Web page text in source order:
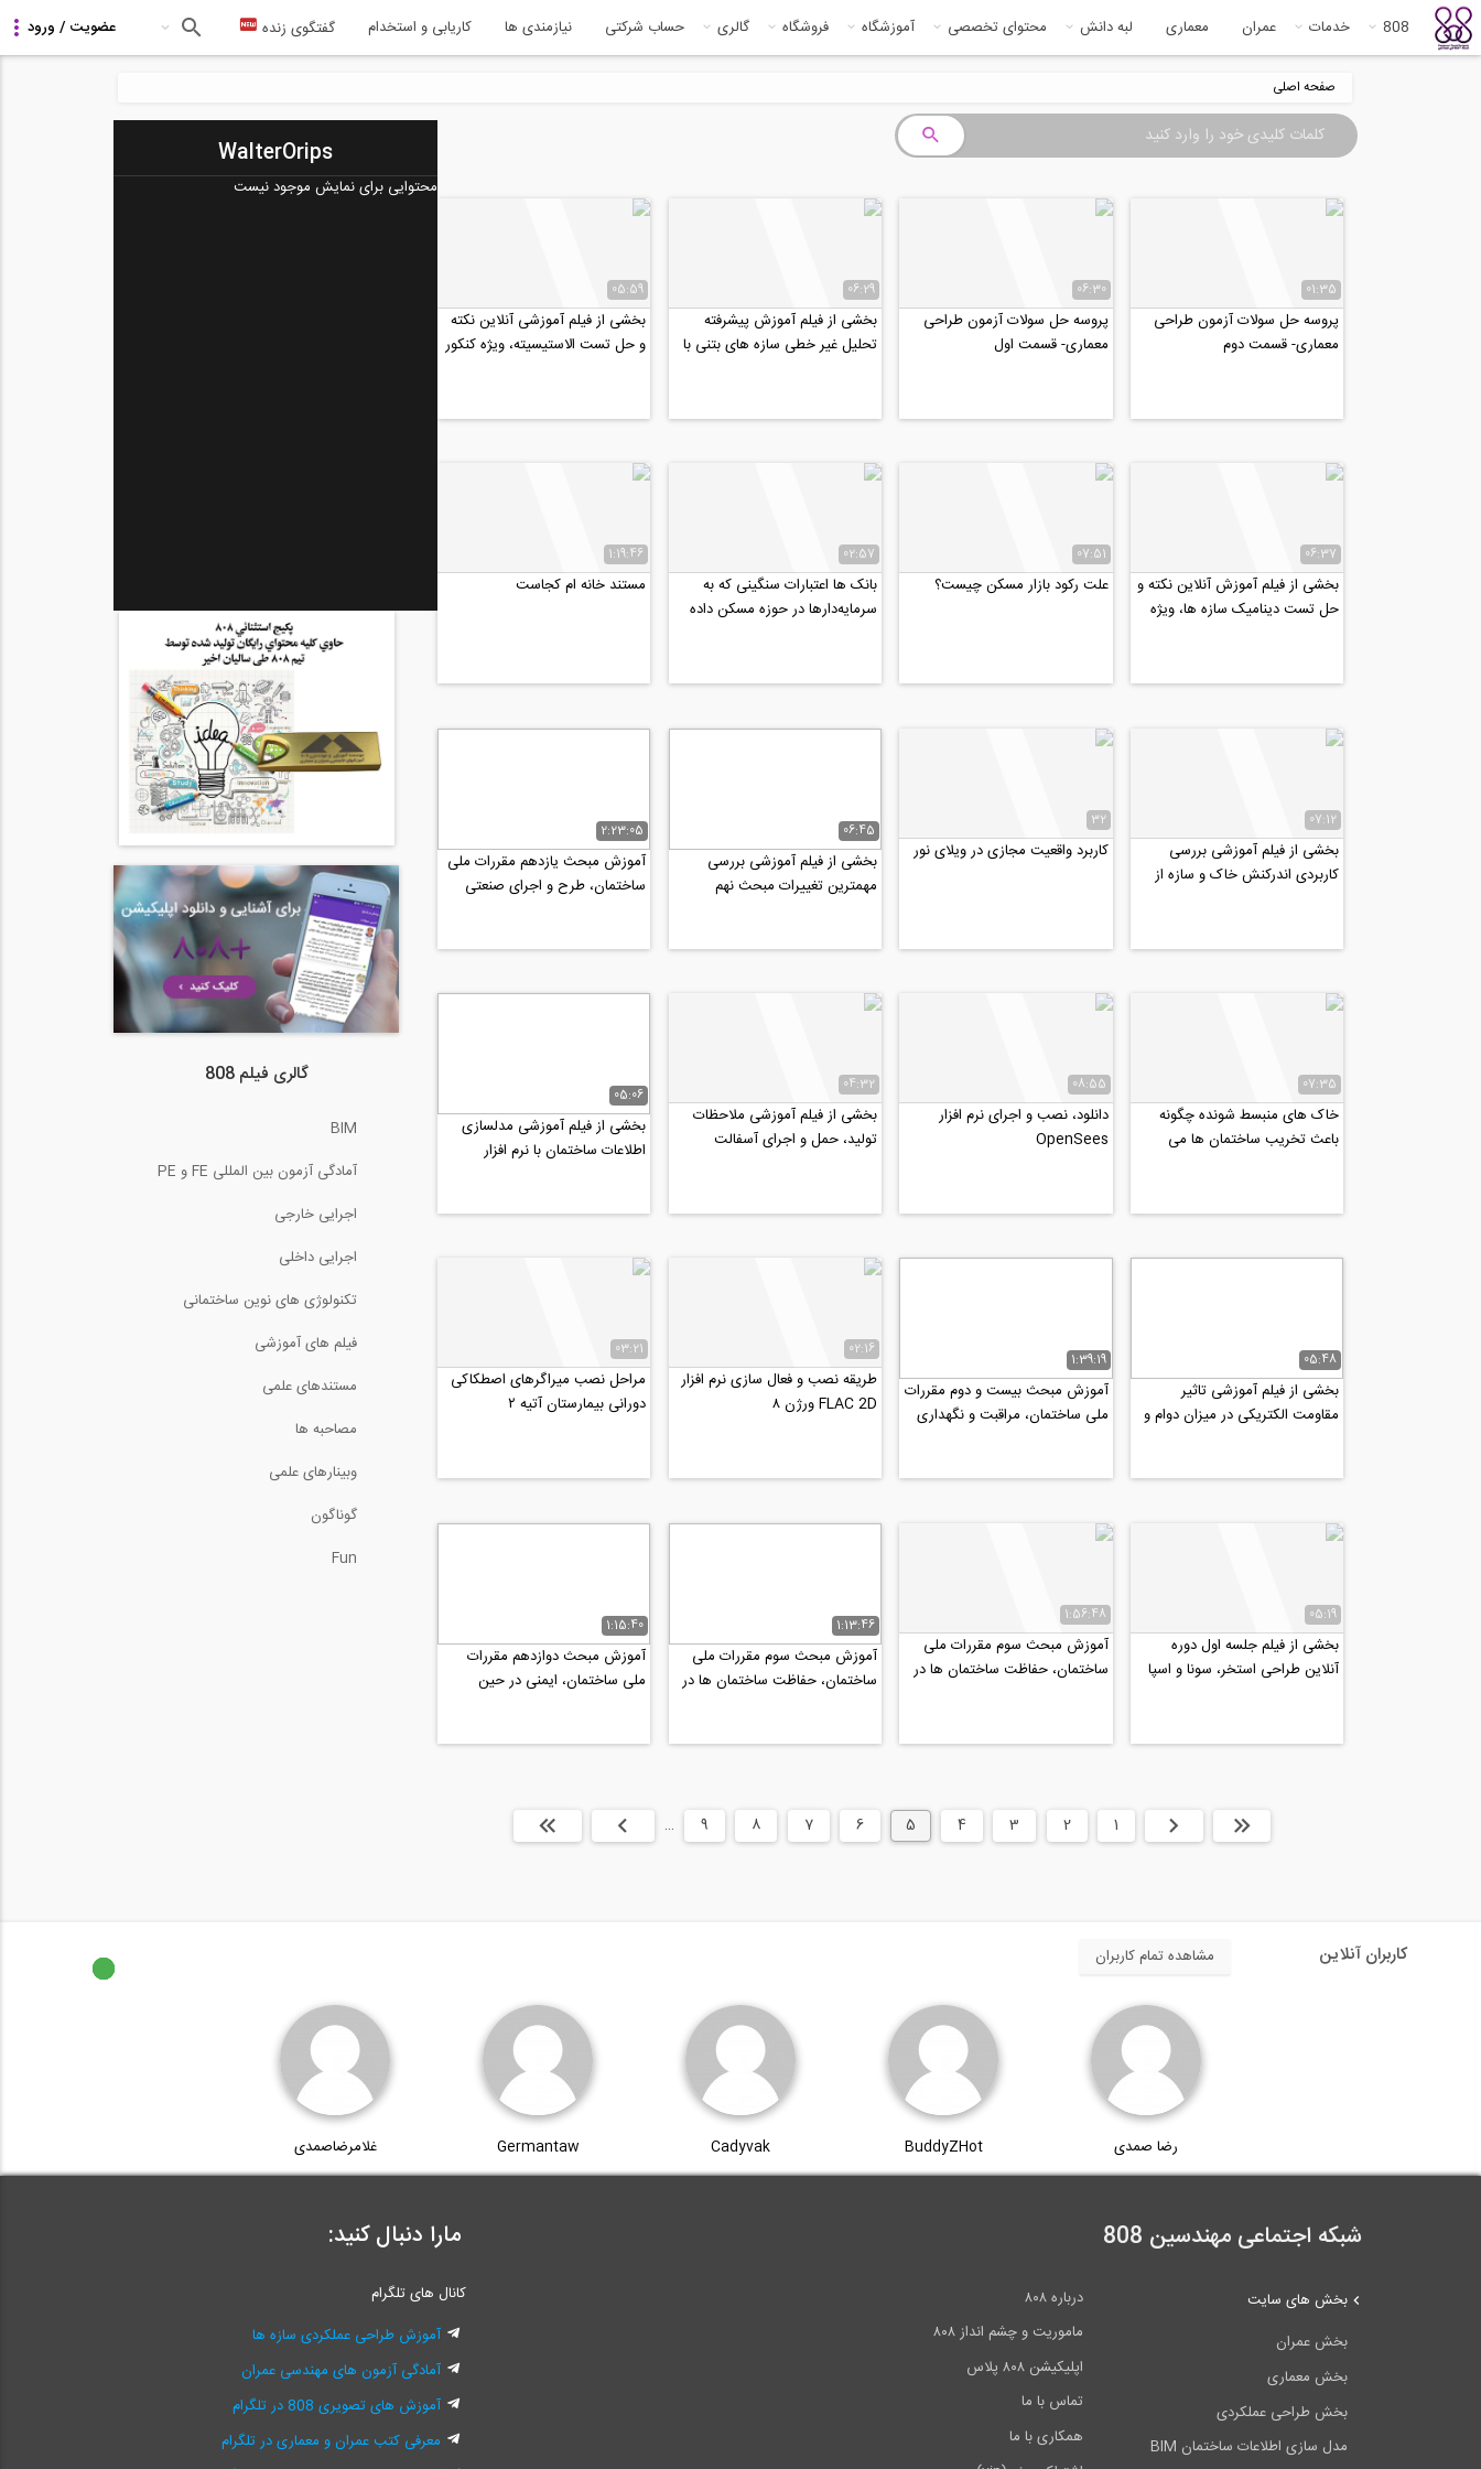
808 خدمات عمران معماری لبه دانش محتوای تخصصی آموزشگاه فروشگاه گالری حساب شرکتی نیازمندی ها کاریابی و استخدام گفتگوی زنده
صفحه اصلی
01:35
پروسه حل سولات آزمون طراحی
معماری- قسمت دوم
06:30
پروسه حل سولات آزمون طراحی
معماری- قسمت اول
06:29
بخشی از فیلم آموزش پیشرفته
تحلیل غیر خطی سازه های بتنی با
05:59
بخشی از فیلم آموزشی آنلاین نکته
و حل تست الاستیسیته، ویژه کنکور
06:37
بخشی از فیلم آموزش آنلاین نکته و
حل تست دینامیک سازه ها، ویژه
07:51
علت رکود بازار مسکن چیست؟
02:57
بانک ها اعتبارات سنگینی که به
سرمایه‌دارها در حوزه مسکن داده
1:19:46
مستند خانه ام کجاست
07:12
بخشی از فیلم آموزشی بررسی
کاربردی اندرکنش خاک و سازه از
32
کاربرد واقعیت مجازی در ویلای نور
06:45
بخشی از فیلم آموزشی بررسی
مهمترین تغییرات مبحث نهم
2:23:05
آموزش مبحث یازدهم مقررات ملی
ساختمان، طرح و اجرای صنعتی
07:35
خاک های منبسط شونده چگونه
باعث تخریب ساختمان ها می
08:55
دانلود، ‌نصب و اجرای نرم افزار
OpenSees
04:32
بخشی از فیلم آموزشی ملاحظات
تولید، حمل و اجرای آسفالت
05:06
بخشی از فیلم آموزشی مدلسازی
اطلاعات ساختمان با نرم افزار
05:48
بخشی از فیلم آموزشی تاثیر
مقاومت الکتریکی در میزان دوام و
1:39:19
آموزش مبحث بیست و دوم مقررات
ملی ساختمان، مراقبت و نگهداری
02:16
طریقه نصب و فعال سازی نرم افزار
FLAC 2D ورژن ۸
03:21
مراحل نصب میراگرهای اصطکاکی
دورانی بیمارستان آتیه ۲
05:19
بخشی از فیلم جلسه اول دوره
آنلاین طراحی استخر، سونا و اسپا
1:56:48
آموزش مبحث سوم مقررات ملی
ساختمان، حفاظت ساختمان ها در
1:13:46
آموزش مبحث سوم مقررات ملی
ساختمان، حفاظت ساختمان ها در
1:15:40
آموزش مبحث دوازدهم مقررات
ملی ساختمان، ایمنی در حین
ابتدا قبلی 1
2
3
4
5
6
7
8
9
… بعدی انتها »
WalterOrips
محتوایی برای نمایش موجود نیست
گالری فیلم 808
BIM
آمادگی آزمون بین المللی FE و PE
اجرایی خارجی
اجرایی داخلی
تکنولوژی های نوین ساختمانی
فیلم های آموزشی
مستندهای علمی
مصاحبه ها
وبینارهای علمی
گوناگون
Fun
کاربران آنلاین مشاهده تمام کاربران
رضا صمدی BuddyZHot
Cadyvak
Germantaw غلامرضاصمدی
شبکه اجتماعی مهندسین 808
درباره ۸۰۸
ماموریت و چشم انداز ۸۰۸
اپلیکیشن ۸۰۸ پلاس
تماس با ما
همکاری با ما
بخش های سایت
بخش عمران
بخش معماری
بخش طراحی عملکردی
مدل سازی اطلاعات ساختمان BIM
مارا دنبال کنید:
کانال های تلگرام
آموزش طراحی عملکردی سازه ها
آمادگی آزمون های مهندسی عمران
آموزش های تصویری 808 در تلگرام
معرفی کتب عمران و معماری در تلگرام